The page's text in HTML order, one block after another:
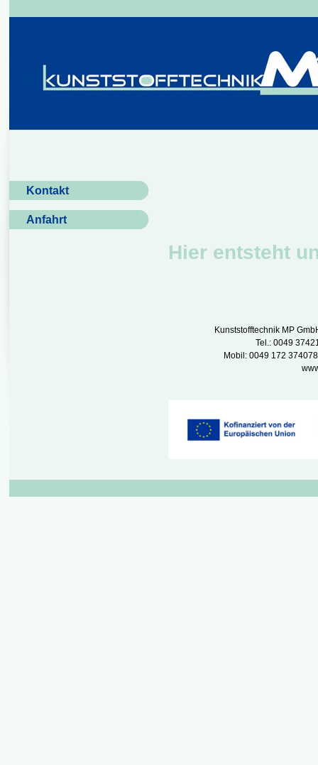
Kontakt
Anfahrt
Hier entsteht
Kunststofftechnik MP
Tel.: 0049
Mobil: 0049 172